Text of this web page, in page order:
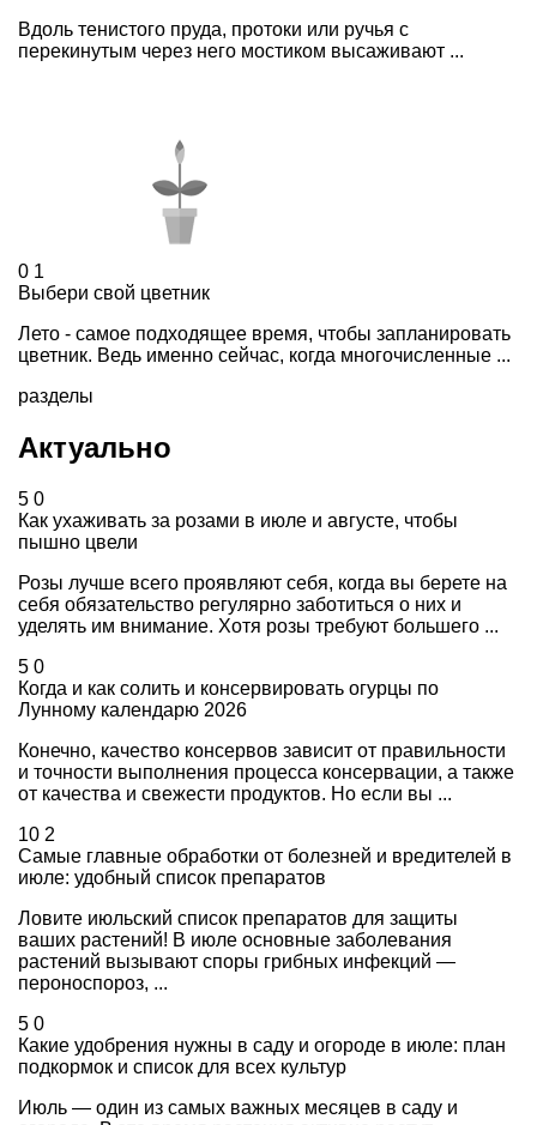
Вдоль тенистого пруда, протоки или ручья с
перекинутым через него мостиком высаживают ...
0 1
Выбери свой цветник
Лето - самое подходящее время, чтобы запланировать
цветник. Ведь именно сейчас, когда многочисленные ...
разделы
Актуально
5 0
Как ухаживать за розами в июле и августе, чтобы
пышно цвели
Розы лучше всего проявляют себя, когда вы берете на
себя обязательство регулярно заботиться о них и
уделять им внимание. Хотя розы требуют большего ...
5 0
Когда и как солить и консервировать огурцы по
Лунному календарю 2026
Конечно, качество консервов зависит от правильности
и точности выполнения процесса консервации, а также
от качества и свежести продуктов. Но если вы ...
10 2
Самые главные обработки от болезней и вредителей в
июле: удобный список препаратов
Ловите июльский список препаратов для защиты
ваших растений! В июле основные заболевания
растений вызывают споры грибных инфекций —
пероноспороз, ...
5 0
Какие удобрения нужны в саду и огороде в июле: план
подкормок и список для всех культур
Июль — один из самых важных месяцев в саду и